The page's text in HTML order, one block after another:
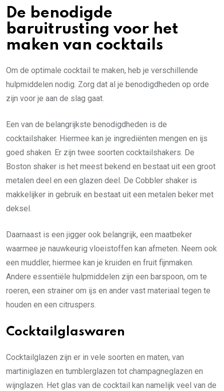
De benodigde
baruitrusting voor het
maken van cocktails
Om de optimale cocktail te maken, heb je verschillende
hulpmiddelen nodig. Zorg dat al je benodigdheden op orde
zijn voor je aan de slag gaat.
Een van de belangrijkste benodigdheden is de
cocktailshaker. Hiermee kan je ingrediënten mengen en ijs
goed shaken. Er zijn twee soorten cocktailshakers. De
Boston shaker is het meest bekend en bestaat uit een groot
metalen deel en een glazen deel. De Cobbler shaker is
makkelijker in gebruik en bestaat uit een metalen beker met
deksel.
Daarnaast is een jigger ook belangrijk, een maatbeker
waarmee je nauwkeurig vloeistoffen kan afmeten. Neem ook
een muddler, hiermee kan je kruiden en fruit fijnmaken.
Andere essentiële hulpmiddelen zijn een barspoon, om te
roeren, een strainer om ijs en ander vast materiaal tegen te
houden en een citruspers.
Cocktailglaswaren
Cocktailglazen zijn er in vele soorten en maten, van
martiniglazen en tumblerglazen tot champagneglazen en
wijnglazen. Het glas van de cocktail kan namelijk veel van de